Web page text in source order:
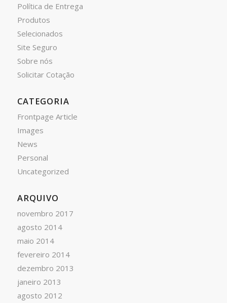
Política de Entrega
Produtos
Selecionados
Site Seguro
Sobre nós
Solicitar Cotação
CATEGORIA
Frontpage Article
Images
News
Personal
Uncategorized
ARQUIVO
novembro 2017
agosto 2014
maio 2014
fevereiro 2014
dezembro 2013
janeiro 2013
agosto 2012